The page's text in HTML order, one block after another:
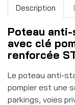
Description
Poteau
avec clé
renforcée
Le poteau anti-
pompier est une
parkings, voies